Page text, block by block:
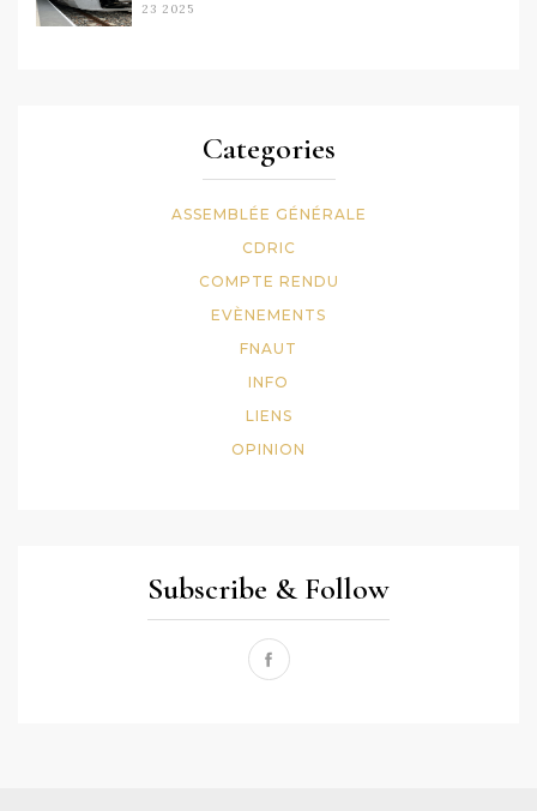
23 2025
Categories
ASSEMBLÉE GÉNÉRALE
CDRIC
COMPTE RENDU
EVÈNEMENTS
FNAUT
INFO
LIENS
OPINION
Subscribe & Follow